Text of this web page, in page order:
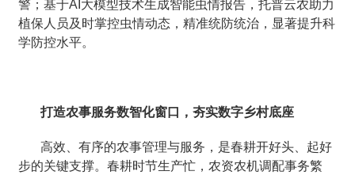
警；基于AI大模型技术生成智能虫情报告，托普云农助力
植保人员及时掌控虫情动态，精准统防统治，显著提升科
学防控水平。
打造农事服务数智化窗口，夯实数字乡村底座
高效、有序的农事管理与服务，是春耕开好头、起好
步的关键支撑。春耕时节生产忙，农资农机调配事务繁